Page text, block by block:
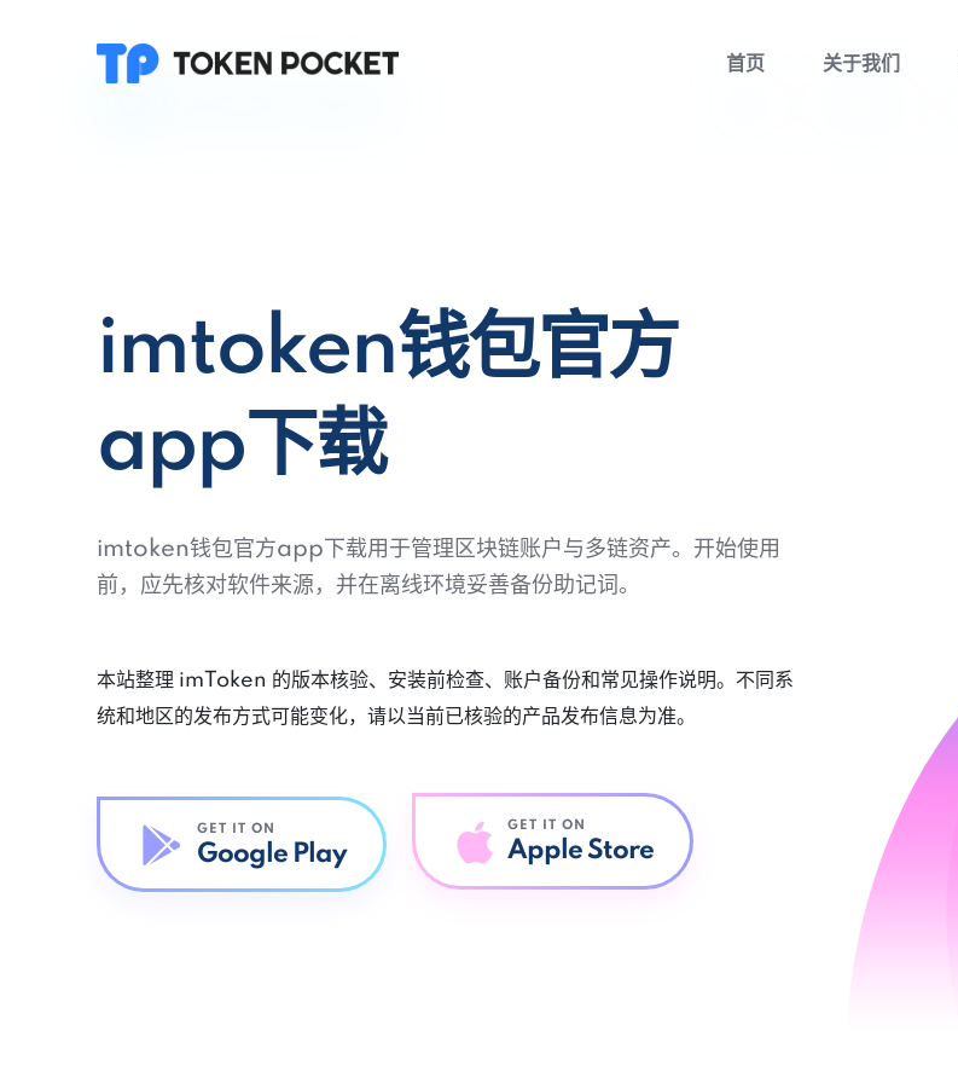
首页 关于我们
imtoken钱包官方
app下载
imtoken钱包官方app下载用于管理区块链账户与多链资产。开始使用
前，应先核对软件来源，并在离线环境妥善备份助记词。
本站整理 imToken 的版本核验、安装前检查、账户备份和常见操作说明。不同系
统和地区的发布方式可能变化，请以当前已核验的产品发布信息为准。
GET IT ON
Google Play
GET IT ON
Apple Store